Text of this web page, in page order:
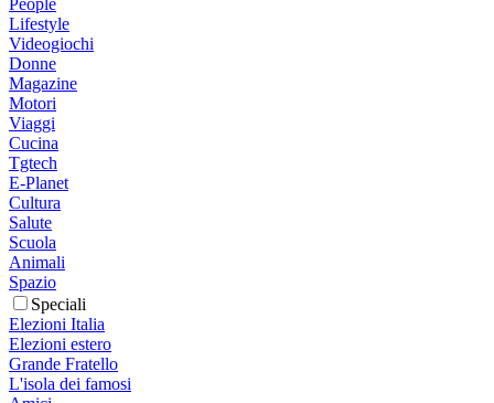
People
Lifestyle
Videogiochi
Donne
Magazine
Motori
Viaggi
Cucina
Tgtech
E-Planet
Cultura
Salute
Scuola
Animali
Spazio
Speciali
Elezioni Italia
Elezioni estero
Grande Fratello
L'isola dei famosi